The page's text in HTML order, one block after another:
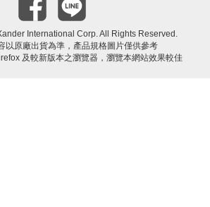
International Corp. All Rights Reserved.
以原廠出貨為準，產品規格圖片僅供參考
及較新版本之瀏覽器，瀏覽本網站效果較佳